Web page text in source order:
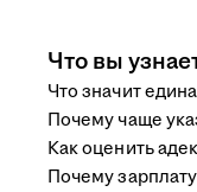
Что вы
Что значит
Почему чаще
Как оценить
Почему